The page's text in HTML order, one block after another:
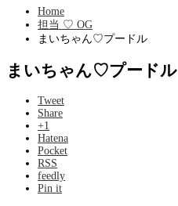
Home
担当 ♡ OG
まいちゃん♡プードル
まいちゃん♡プードル
Tweet
Share
+1
Hatena
Pocket
RSS
feedly
Pin it